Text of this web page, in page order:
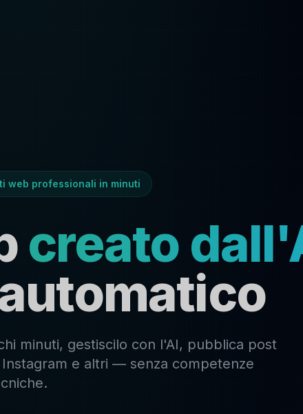
web professionali in minuti
creato
minuti, gestiscilo con l'AI, pubblica post
e altri — senza competenze